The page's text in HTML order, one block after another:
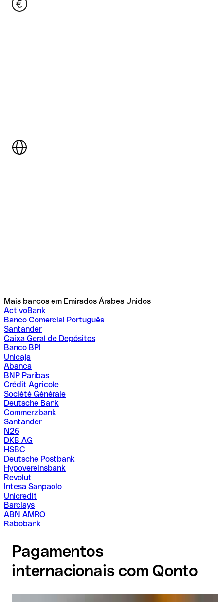
Mais bancos em Emirados Árabes Unidos
ActivoBank
Banco Comercial Português
Santander
Caixa Geral de Depósitos
Banco BPI
Unicaja
Abanca
BNP Paribas
Crédit Agricole
Société Générale
Deutsche Bank
Commerzbank
Santander
N26
DKB AG
HSBC
Deutsche Postbank
Hypovereinsbank
Revolut
Intesa Sanpaolo
Unicredit
Barclays
ABN AMRO
Rabobank
Pagamentos
internacionais com Qonto